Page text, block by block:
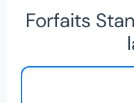
Forfaits